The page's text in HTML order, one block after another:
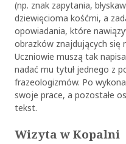
(np. znak zapytania,
dziewięcioma kośćmi, a
opowiadania, które
obrazków znajdujących się
Uczniowie muszą tak
nadać mu tytuł jednego z
frazeologizmów. Po
swoje prace, a pozostałe
tekst.
Wizyta w Kopalni